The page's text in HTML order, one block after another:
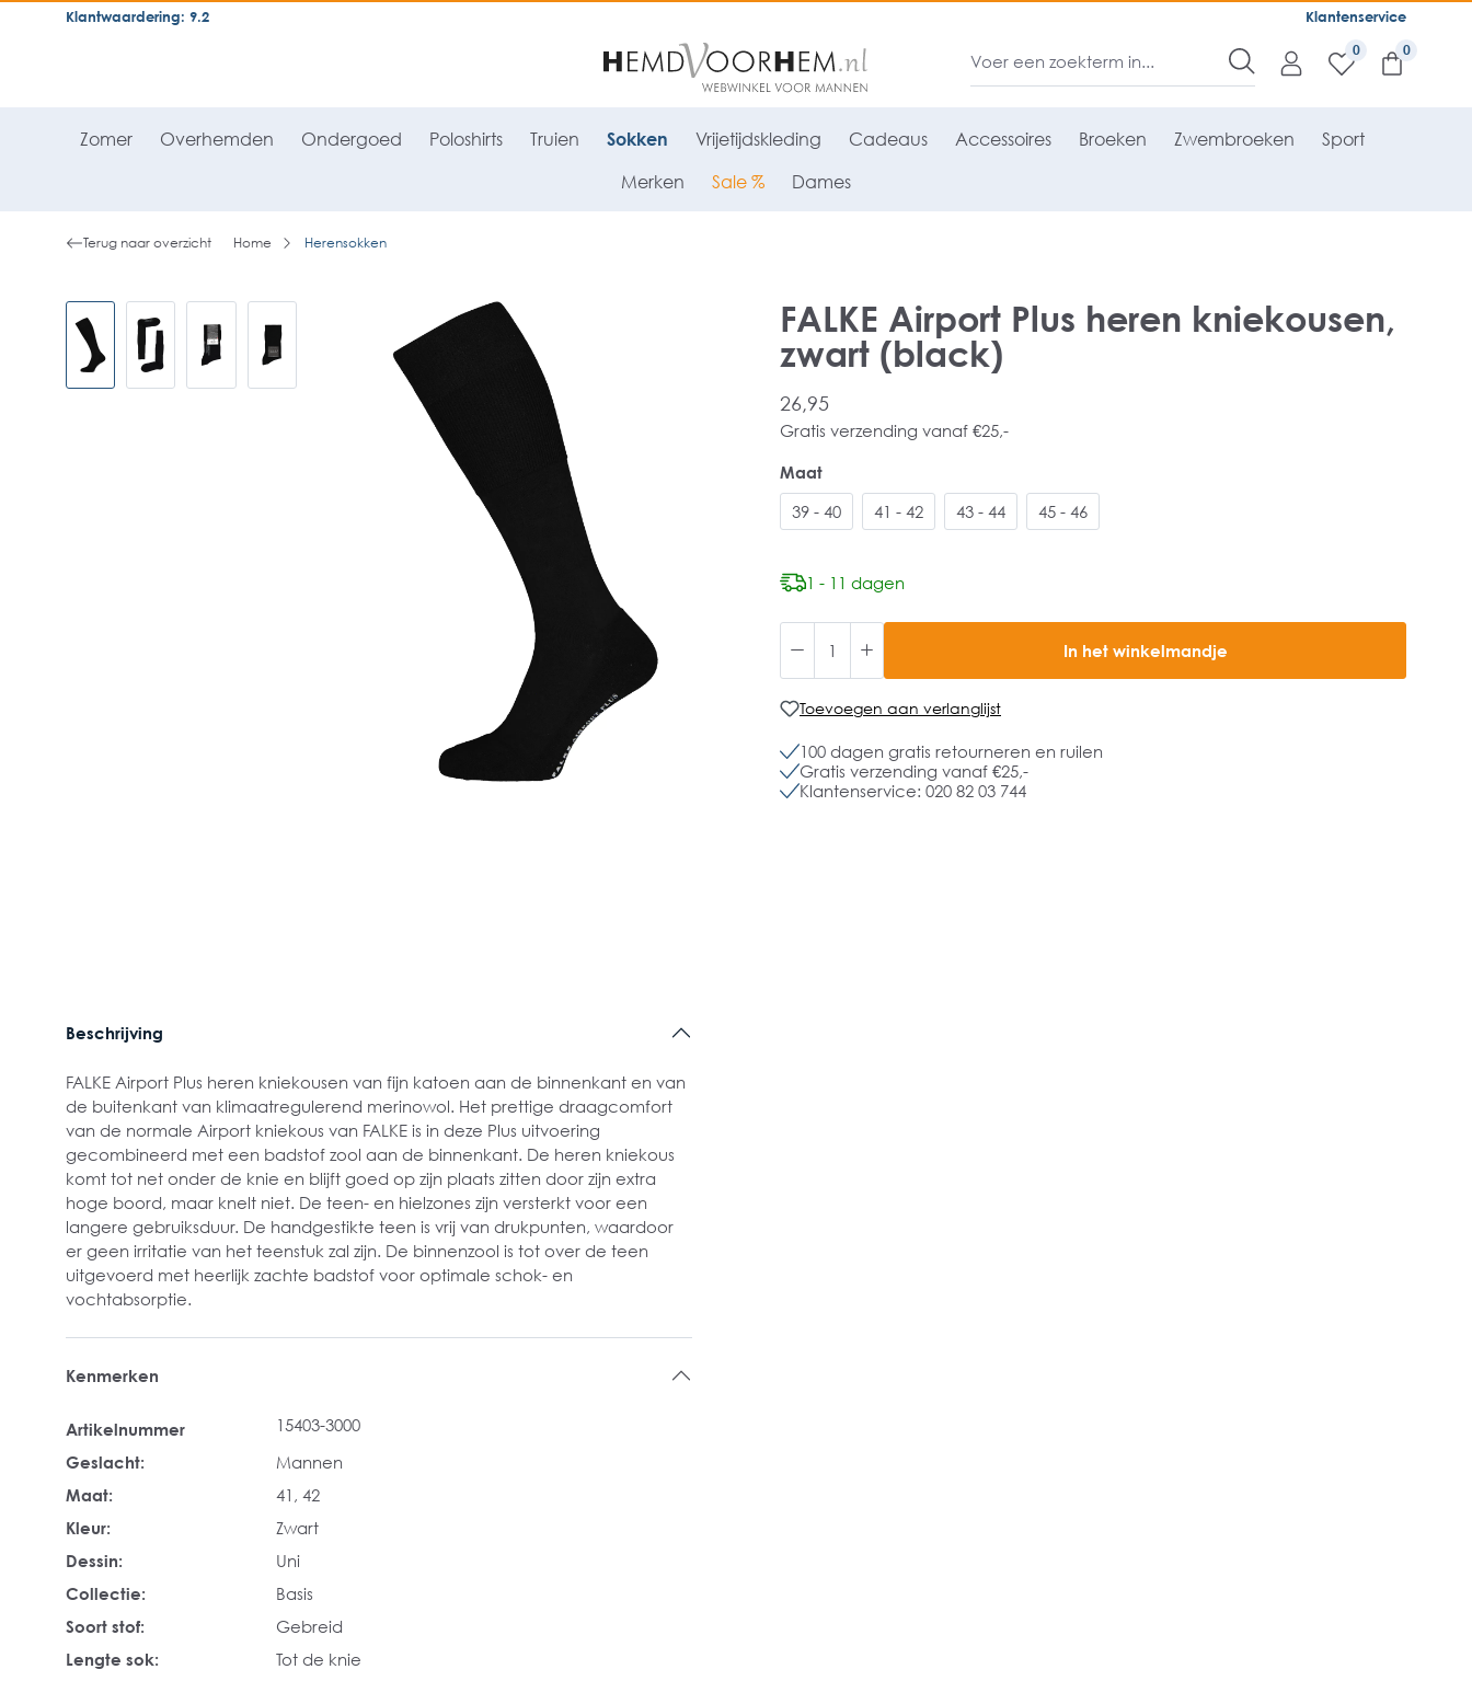
general.skipToNavigation Klantenservice
Klantwaardering: 9.2
0
Zomer Overhemden Ondergoed Poloshirts Truien Sokken Vrijetijdskleding Cadeaus Accessoires Broeken Zwembroeken Sport
Merken Sale % Dames
Terug naar overzicht Home Herensokken
FALKE Airport Plus heren kniekousen,
zwart (black)
26,95
Gratis verzending vanaf €25,-
Maat
39 - 40
41 - 42 43 - 44 45 - 46
1 - 11 dagen
In het winkelmandje
Toevoegen aan verlanglijst
100 dagen gratis retourneren en ruilen
Gratis verzending vanaf €25,-
Klantenservice: 020 82 03 744
Beschrijving
FALKE Airport Plus heren kniekousen van fijn katoen aan de binnenkant en van
de buitenkant van klimaatregulerend merinowol. Het prettige draagcomfort
van de normale Airport kniekous van FALKE is in deze Plus uitvoering
gecombineerd met een badstof zool aan de binnenkant. De heren kniekous
komt tot net onder de knie en blijft goed op zijn plaats zitten door zijn extra
hoge boord, maar knelt niet. De teen- en hielzones zijn versterkt voor een
langere gebruiksduur. De handgestikte teen is vrij van drukpunten, waardoor
er geen irritatie van het teenstuk zal zijn. De binnenzool is tot over de teen
uitgevoerd met heerlijk zachte badstof voor optimale schok- en
vochtabsorptie.
Kenmerken
Artikelnummer
15403-3000
Geslacht:
Mannen
Maat:
41 , 42
Kleur:
Zwart
Dessin:
Uni
Collectie:
Basis
Soort stof:
Gebreid
Lengte sok:
Tot de knie